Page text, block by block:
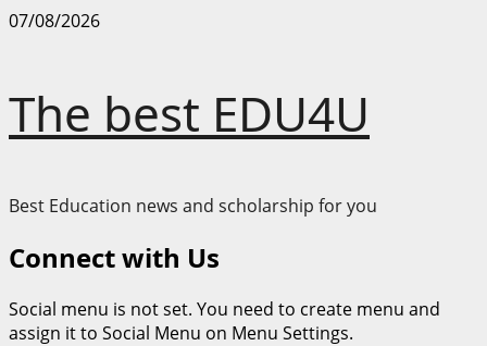
Skip
07/08/2026
The best EDU4U
Best Education news and scholarship for you
Connect with Us
Social menu is not set. You need to create menu and
assign it to Social Menu on Menu Settings.